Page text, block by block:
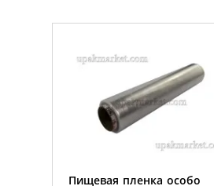
Пищевая пленка особо